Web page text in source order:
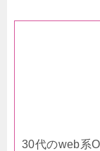
30代のweb系